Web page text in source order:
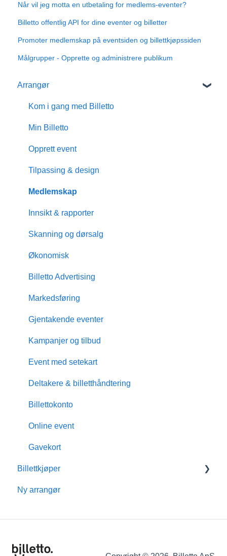
Når vil jeg motta en utbetaling for medlems-eventer?
Billetto offentlig API for dine eventer og billetter
Promoter medlemskap på eventsiden og billettkjøpssiden
Målgrupper - Opprette og administrere publikum
Arrangør
Kom i gang med Billetto
Min Billetto
Opprett event
Tilpassing & design
Medlemskap
Innsikt & rapporter
Skanning og dørsalg
Økonomisk
Billetto Advertising
Markedsføring
Gjentakende eventer
Kampanjer og tilbud
Event med setekart
Deltakere & billetthåndtering
Billettokonto
Online event
Gavekort
Billettkjøper
Medlemskap
Tilleggstjenester
Ny arrangør